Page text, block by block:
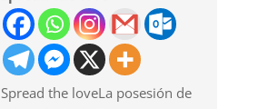
Spread the loveLa posesión de